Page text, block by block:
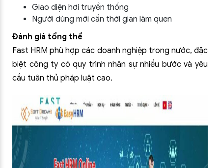
Giao diện hơi truyền thống
Người dùng mới cần thời gian làm quen
Đánh giá tổng thể
Fast HRM phù hợp các doanh nghiệp trong nước, đặc
biệt công ty có quy trình nhân sự nhiều bước và yêu
cầu tuân thủ pháp luật cao.